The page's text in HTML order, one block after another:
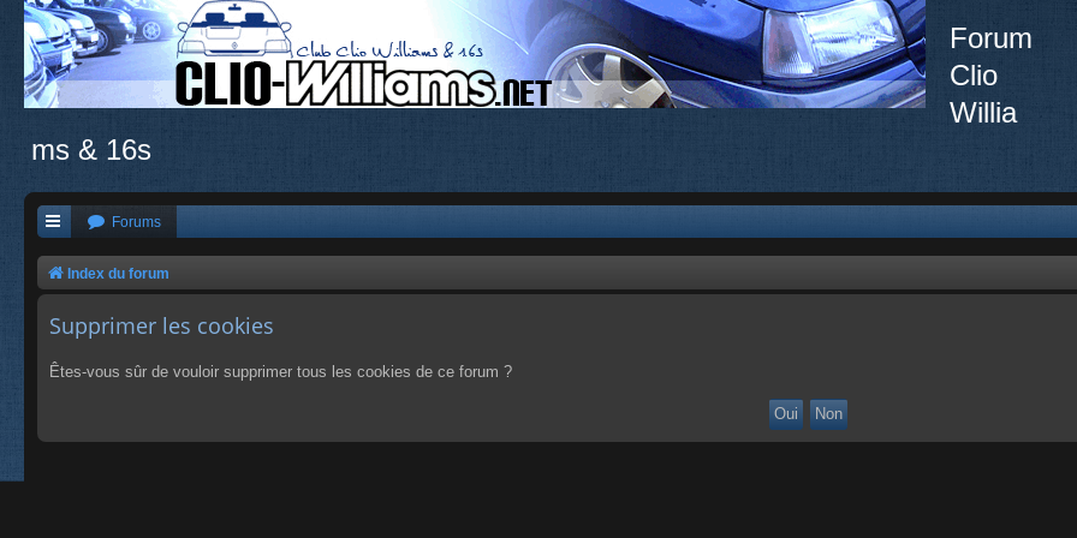
Forum
Clio
Willia
ms & 16s
Forums
Index du forum
Supprimer les cookies
Êtes-vous sûr de vouloir supprimer tous les cookies de ce forum ?